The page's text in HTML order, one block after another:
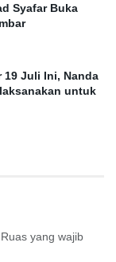
Syafar Buka
19 Juli Ini, Nanda
untuk
Ruas yang wajib